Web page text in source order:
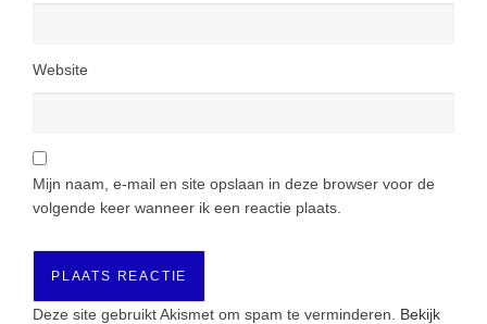
Website
Mijn naam, e-mail en site opslaan in deze browser voor de
volgende keer wanneer ik een reactie plaats.
Deze site gebruikt Akismet om spam te verminderen. Bekijk